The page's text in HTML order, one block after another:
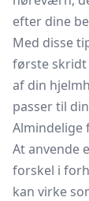
efter dine
Med disse
første skridt
af din
passer til
Almindelige
At anvende
forskel i
kan virke